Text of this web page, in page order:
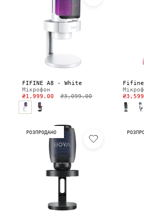
FIFINE A8 - White
Мікрофон
₴1,999.00
₴3,099.00
Fifine
РОЗПРОДАНО